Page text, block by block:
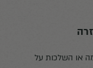
או השלכות על